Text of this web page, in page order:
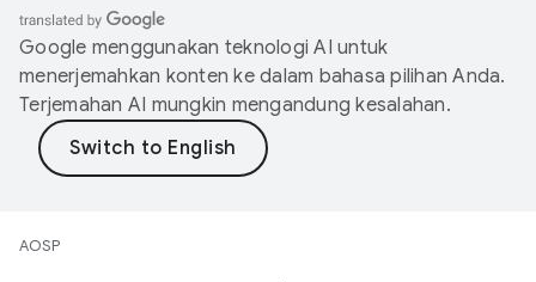
Google menggunakan teknologi AI untuk
menerjemahkan konten ke dalam bahasa pilihan Anda.
Terjemahan AI mungkin mengandung kesalahan.
AOSP